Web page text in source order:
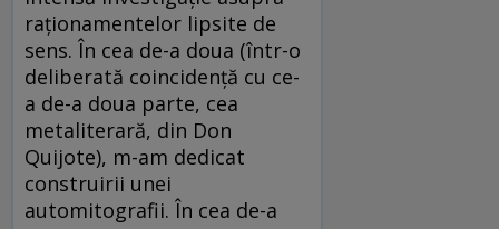
raţionamentelor lipsite de
sens. În cea de-a doua (într-o
deliberată coincidenţă cu ce-
a de-a doua parte, cea
metaliterară, din Don
Quijote), m-am dedicat
construirii unei
automitografii. În cea de-a